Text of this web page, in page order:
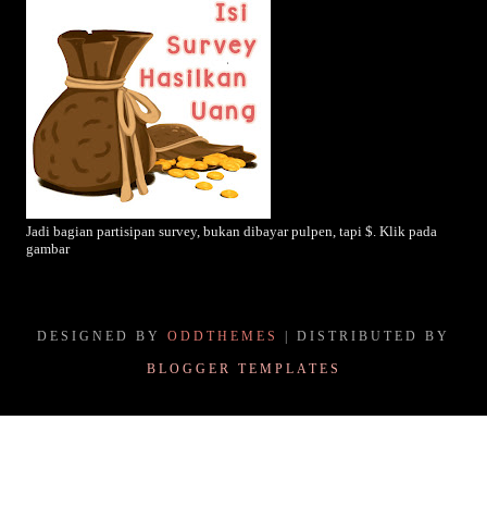
Jadi bagian partisipan survey, bukan dibayar pulpen, tapi $. Klik pada
gambar
DESIGNED BY ODDTHEMES | DISTRIBUTED BY
BLOGGER TEMPLATES